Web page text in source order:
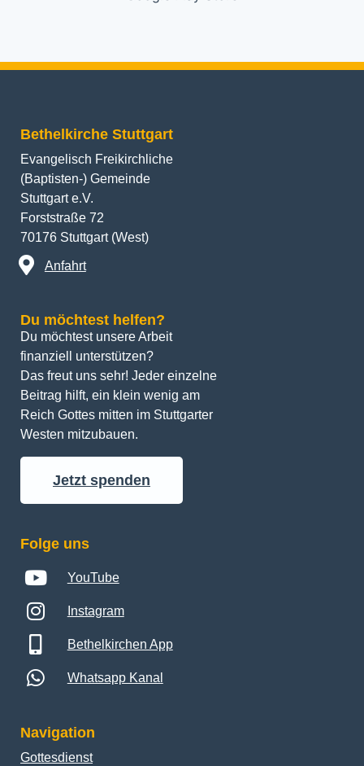
Bethelkirche Stuttgart
Evangelisch Freikirchliche
(Baptisten-) Gemeinde
Stuttgart e.V.
Forststraße 72
70176 Stuttgart (West)
Anfahrt
Du möchtest helfen?
Du möchtest unsere Arbeit
finanziell unterstützen?
Das freut uns sehr! Jeder einzelne
Beitrag hilft, ein klein wenig am
Reich Gottes mitten im Stuttgarter
Westen mitzubauen.
Jetzt spenden
Folge uns
YouTube
Instagram
Bethelkirchen App
Whatsapp Kanal
Navigation
Gottesdienst